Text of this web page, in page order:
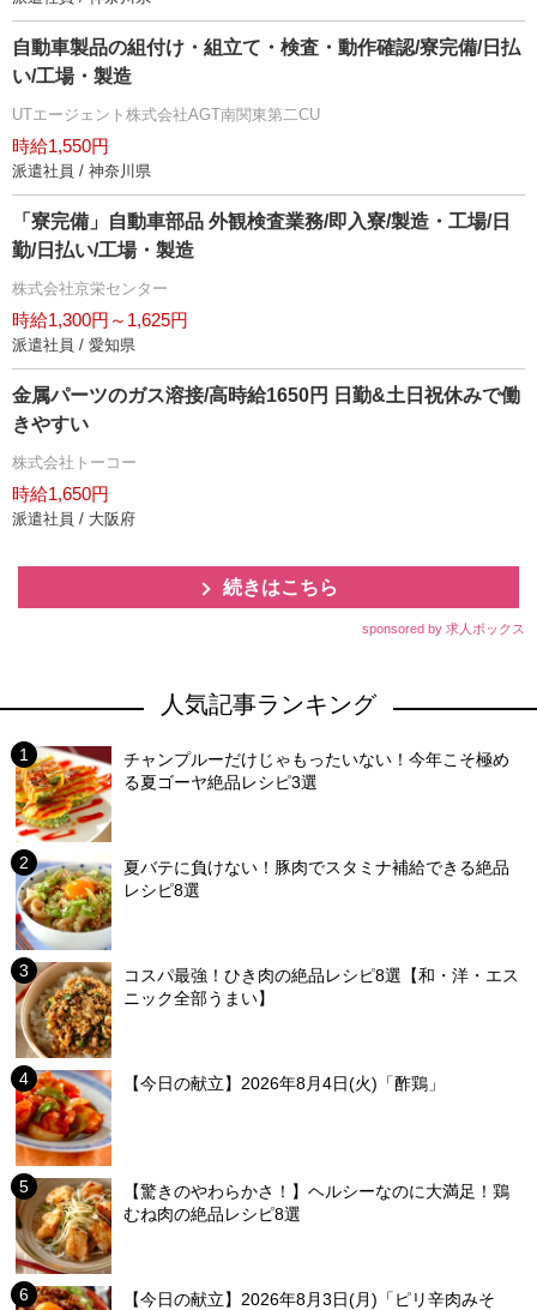
自動車製品の組付け・組立て・検査・動作確認/寮完備/日払
い/工場・製造
UTエージェント株式会社AGT南関東第二CU
時給1,550円
派遣社員 / 神奈川県
「寮完備」自動車部品 外観検査業務/即入寮/製造・工場/日
勤/日払い/工場・製造
株式会社京栄センター
時給1,300円～1,625円
派遣社員 / 愛知県
金属パーツのガス溶接/高時給1650円 日勤&土日祝休みで働
きやすい
株式会社トーコー
時給1,650円
派遣社員 / 大阪府
続きはこちら
sponsored by 求人ボックス
人気記事ランキング
チャンプルーだけじゃもったいない！今年こそ極め
る夏ゴーヤ絶品レシピ3選
夏バテに負けない！豚肉でスタミナ補給できる絶品
レシピ8選
コスパ最強！ひき肉の絶品レシピ8選【和・洋・エス
ニック全部うまい】
【今日の献立】2026年8月4日(火)「酢鶏」
【驚きのやわらかさ！】ヘルシーなのに大満足！鶏
むね肉の絶品レシピ8選
【今日の献立】2026年8月3日(月)「ピリ辛肉みそ